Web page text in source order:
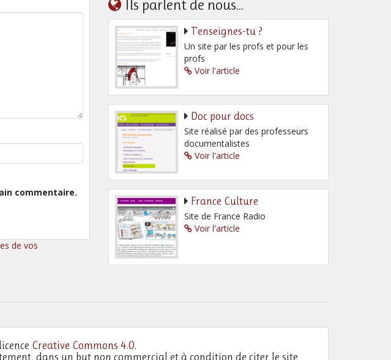
commentaire.
de vos
Ils parlent de nous...
T’enseignes-tu ?
Un site par les profs et pour les
profs
Voir l'article
Doc pour docs
Site réalisé par des professeurs
documentalistes
Voir l'article
France Culture
Site de France Radio
Voir l'article
Creative Commons 4.0.
dans un but non commercial et à condition de citer le site